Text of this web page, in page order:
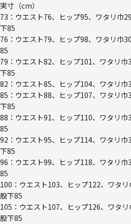
実寸（cm）
73：ウエスト76、ヒップ95、ワタリ巾
下85
76：ウエスト79、ヒップ98、ワタリ巾
85
79：ウエスト82、ヒップ101、ワタリ
下85
82：ウエスト85、ヒップ104、ワタリ
85：ウエスト88、ヒップ107、ワタリ
下85
88：ウエスト91、ヒップ110、ワタリ
85
92：ウエスト95、ヒップ114、ワタリ
下85
96：ウエスト99、ヒップ118、ワタリ
85
100：ウエスト103、ヒップ122、ワタリ
股下85
105：ウエスト107、ヒップ126、ワタリ
股下85